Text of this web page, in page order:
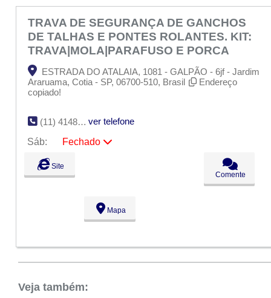
TRAVA DE SEGURANÇA DE GANCHOS
DE TALHAS E PONTES ROLANTES. KIT:
TRAVA|MOLA|PARAFUSO E PORCA
ESTRADA DO ATALAIA, 1081 - GALPÃO - 6jf - Jardim
Araruama, Cotia - SP, 06700-510, Brasil
Endereço
copiado!
(11) 4148-6658
ver telefone
Sáb:
Fechado
Seg:
Ter:
Qua:
09:00 - 18:00
09:00 - 18:00
Fechado
Fechado
Site
Comente
Mapa
Veja também: